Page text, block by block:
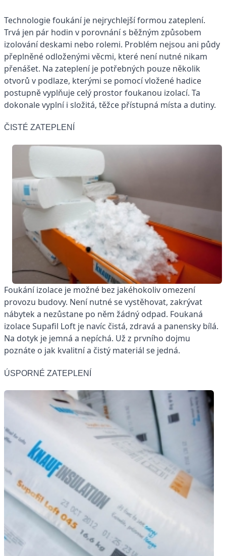
Technologie foukání je nejrychlejší formou zateplení.
Trvá jen pár hodin v porovnání s běžným způsobem
izolování deskami nebo rolemi. Problém nejsou ani půdy
přeplněné odloženými věcmi, které není nutné nikam
přenášet. Na zateplení je potřebných pouze několik
otvorů v podlaze, kterými se pomocí vložené hadice
postupně vyplňuje celý prostor foukanou izolací. Ta
dokonale vyplní i složitá, těžce přístupná místa a dutiny.
ČISTÉ ZATEPLENÍ
Foukání izolace je možné bez jakéhokoliv omezení
provozu budovy. Není nutné se vystěhovat, zakrývat
nábytek a nezůstane po něm žádný odpad. Foukaná
izolace Supafil Loft je navíc čistá, zdravá a panensky bílá.
Na dotyk je jemná a nepíchá. Už z prvního dojmu
poznáte o jak kvalitní a čistý materiál se jedná.
ÚSPORNÉ ZATEPLENÍ